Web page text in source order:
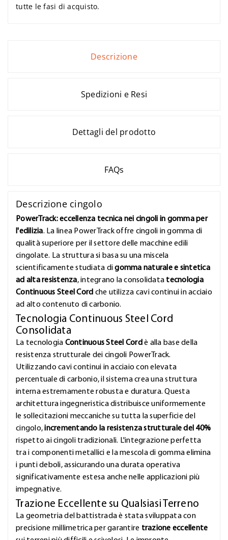
tutte le fasi di acquisto.
Descrizione
Spedizioni e Resi
Dettagli del prodotto
FAQs
Descrizione cingolo
PowerTrack: eccellenza tecnica nei cingoli in gomma per
l'edilizia. La linea PowerTrack offre cingoli in gomma di
qualità superiore per il settore delle macchine edili
cingolate. La struttura si basa su una miscela
scientificamente studiata digomma naturale e sintetica
ad alta resistenza, integrano la consolidata tecnologia
Continuous Steel Cord che utilizza cavi continui in acciaio
ad alto contenuto di carbonio.
Tecnologia Continuous Steel Cord
Consolidata
La tecnologia Continuous Steel Cord è alla base della
resistenza strutturale dei cingoli PowerTrack.
Utilizzando cavi continui in acciaio con elevata
percentuale di carbonio, il sistema crea una struttura
interna estremamente robusta e duratura. Questa
architettura ingegneristica distribuisce uniformemente
le sollecitazioni meccaniche su tutta la superficie del
cingolo,incrementando la resistenza strutturale del 40%
rispetto ai cingoli tradizionali. L'integrazione perfetta
tra i componenti metallici e la mescola di gomma elimina
i punti deboli, assicurando una durata operativa
significativamente estesa anche nelle applicazioni più
impegnative.
Trazione Eccellente su Qualsiasi Terreno
La geometria del battistrada è stata sviluppata con
precisione millimetrica per garantire trazione eccellente